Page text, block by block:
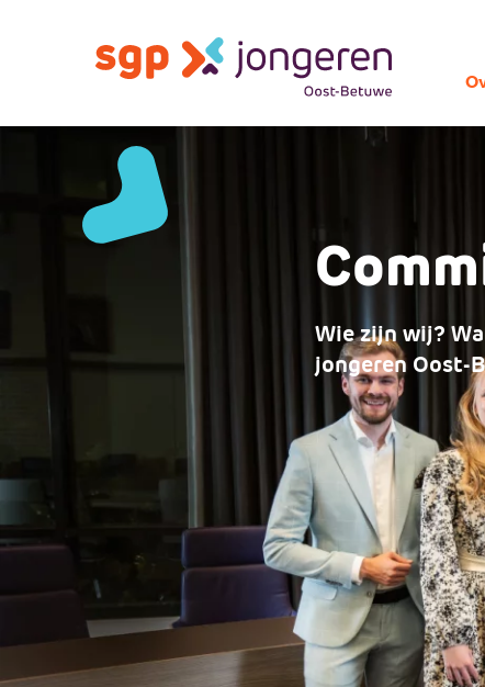
Wie zijn wij?
jongeren Oost-